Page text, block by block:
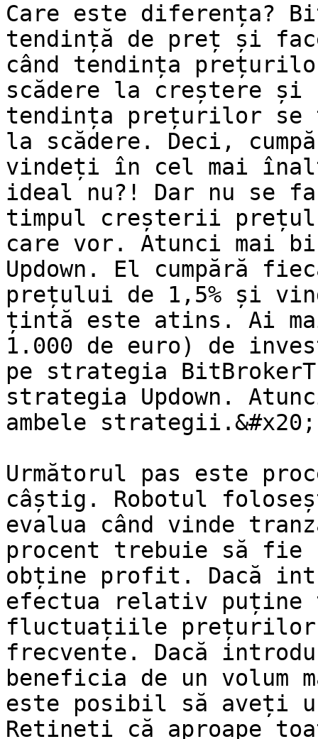
Care este diferența?
tendință de preț și
când tendința
scădere la creștere și
tendința prețurilor se
la scădere. Deci,
vindeți în cel mai
ideal nu?! Dar nu se
timpul creșterii
care vor. Atunci mai
Updown. El cumpără
prețului de 1,5% și
țintă este atins. Ai
1.000 de euro) de
pe strategia
strategia Updown.
ambele strategii.&#x20;
Următorul pas este
câștig. Robotul
evalua când vinde
procent trebuie să fie
obține profit. Dacă
efectua relativ puține
fluctuațiile prețurilor
frecvente. Dacă
beneficia de un volum
este posibil să aveți
Rețineți că aproape